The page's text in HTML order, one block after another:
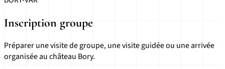
Inscription groupe
Préparer une visite de groupe, une visite guidée ou une arrivée
organisée au château Bory.